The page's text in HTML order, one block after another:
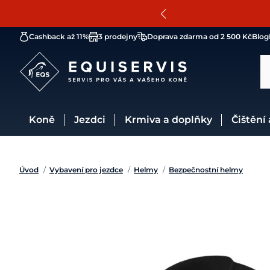
Cashback až 11% 3 prodejny Doprava zdarma od 2 500 KčBlog
Koně Jezdci Krmiva a doplňky
Úvod / Vybavení pro jezdce / Helmy / Bezpečnostní helmy